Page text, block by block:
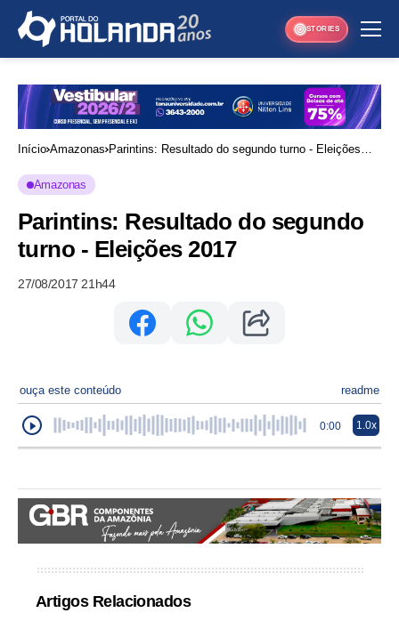
STORIES
Início Amazonas Parintins: Resultado do segundo turno - Eleições
Amazonas
Parintins: Resultado do segundo
turno - Eleições 2017
27/08/2017 21h44
ouça este conteúdo readme
0:00 1.0x
Artigos Relacionados